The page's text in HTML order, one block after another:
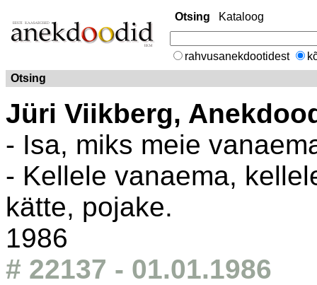
Otsing Kataloog
rahvusanekdootidest
Otsing
Jüri Viikberg,
- Isa, miks meie
- Kellele vanaema,
kätte, pojake.
1986
# 22137 - 01.01.1986